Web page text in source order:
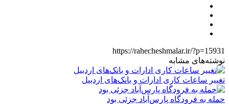
https://rahecheshmalar.ir/?p=15931
نوشته‌های مشابه
تغییر ساعات کاری ادارات و بانک‌های اردبیل
حمله به فرودگاه پارس‌‌آباد جزئی بود